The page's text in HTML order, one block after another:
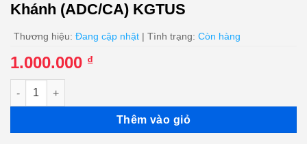
Khánh (ADC/CA) KGTUS
Thương hiệu: Đang cập nhật | Tình trạng: Còn hàng
1.000.000 ₫
LVCD03 - Tác Phẩm Và Tiếng Hát - Duy Khánh (ADC/CA)
Thêm vào giỏ